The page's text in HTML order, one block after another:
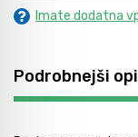
Imate dodatna
Podrobnejši